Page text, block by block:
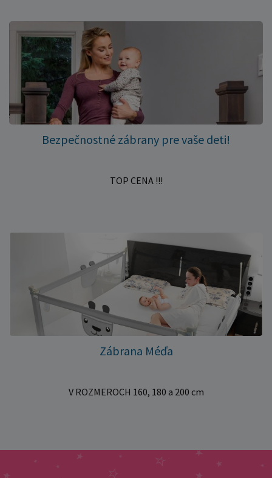
Bezpečnostné zábrany pre vaše deti!
TOP CENA !!!
Zábrana Méďa
V ROZMEROCH 160, 180 a 200 cm